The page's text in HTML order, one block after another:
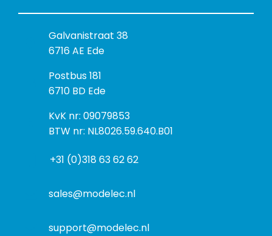
B
e
o
e
k
a
r
Galvanistraat 38
6716 AE Ede
P
o
t
a
s
Postbus 181
6710 BD Ede
I
n
o
m
KvK nr: 09079853
BTW nr: NL8026.59.640.B01
+31 (0)318 63 62 62
sales@modelec.nl
support@modelec.nl